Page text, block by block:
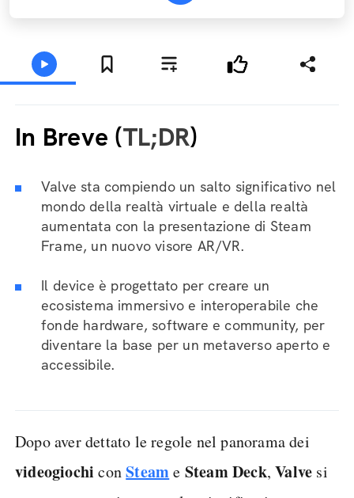
In Breve (TL;DR)
Valve sta compiendo un salto significativo nel
mondo della realtà virtuale e della realtà
aumentata con la presentazione di Steam
Frame, un nuovo visore AR/VR.
Il device è progettato per creare un
ecosistema immersivo e interoperabile che
fonde hardware, software e community, per
diventare la base per un metaverso aperto e
accessibile.
Dopo aver dettato le regole nel panorama dei
videogiochiconSteame Steam Deck,Valve si